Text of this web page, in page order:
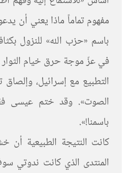
مفهوم تماماً ماذا يعني أن
باسم «حزب الله» للنزول
في عزّ موجة حرق خيام الثوار
التطبيع مع إسرائيل،
الصوت». وقد ختم عيسى
باسمنا!».
كانت النتيجة الطبيعية أن
المنتدى الذي كانت ندوتي